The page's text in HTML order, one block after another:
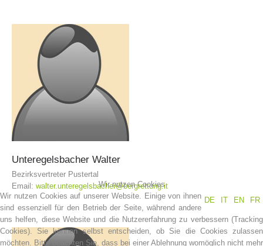
Einsätze
Unteregelsbacher Walter
Bezirksvertreter Pustertal
Email: walter.unteregelsbacher@bergrettung.it
Wir nutzen Cookies
DE
IT EN FR
Wir nutzen Cookies auf unserer Website. Einige von ihnen
sind essenziell für den Betrieb der Seite, während andere
uns helfen, diese Website und die Nutzererfahrung zu verbessern (Tracking
Cookies). Sie können selbst entscheiden, ob Sie die Cookies zulassen
möchten. Bitte beachten Sie, dass bei einer Ablehnung womöglich nicht mehr